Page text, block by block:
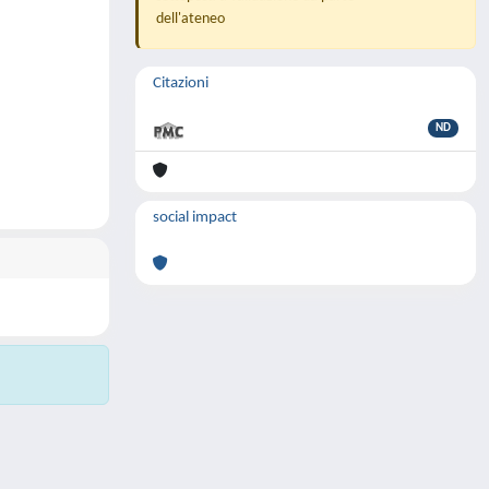
dell'ateneo
Citazioni
ND
social impact